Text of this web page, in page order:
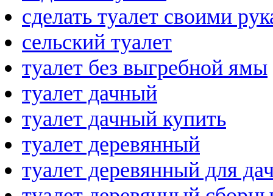
сделать туалет своими
сельский туалет
туалет без выгребной ямы
туалет дачный
туалет дачный купить
туалет деревянный
туалет деревянный для